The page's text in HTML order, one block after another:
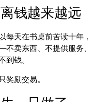
钱越来越远
每天在书桌前苦读十年，
卖东西、不提供服务、
钱。
奖励交易。